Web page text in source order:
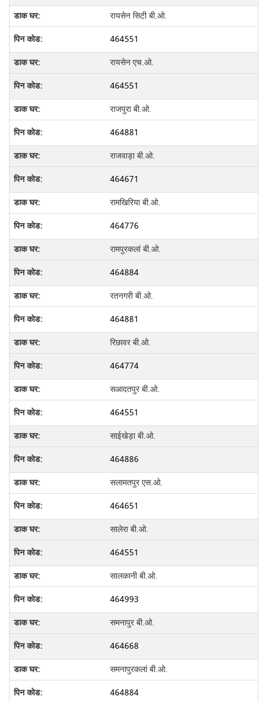
रायसेन सिटी बी.ओ.
464551
रायसेन एच.ओ.
464551
राजपुरा बी.ओ.
464881
राजवाड़ा बी.ओ.
464671
रामखिरिया बी.ओ.
464776
रामपुरकलां बी.ओ.
464884
रतनगरी बी.ओ.
464881
रिछावर बी.ओ.
464774
सआदतपुर बी.ओ.
464551
साईखेड़ा बी.ओ.
464886
सलामतपुर एस.ओ.
464651
सालेरा बी.ओ.
464551
सालकानी बी.ओ.
464993
समनापुर बी.ओ.
464668
समनापुरकलां बी.ओ.
464884